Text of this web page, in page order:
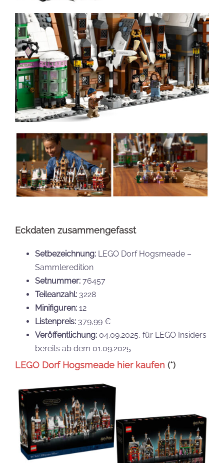
Eckdaten zusammengefasst
Setbezeichnung: LEGO Dorf Hogsmeade –
Sammleredition
Setnummer: 76457
Teileanzahl: 3228
Minifiguren: 12
Listenpreis: 379,99 €
Veröffentlichung: 04.09.2025, für LEGO Insiders
bereits ab dem 01.09.2025
LEGO Dorf Hogsmeade hier kaufen (*)